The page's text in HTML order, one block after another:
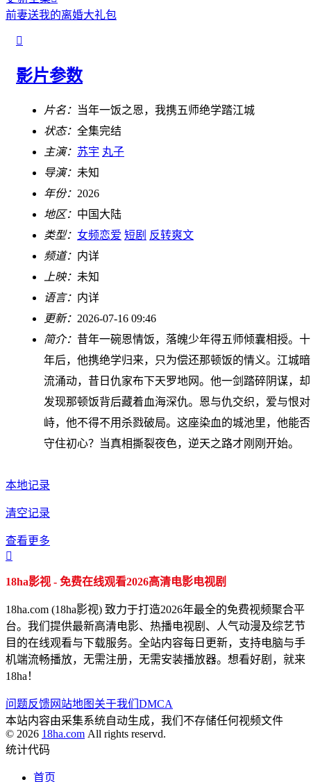
前妻送我的离婚大礼包

影片参数
片名： 当年一饭之恩，我携五师绝学踏江城
状态： 全集完结
主演： 苏宇 丸子
导演： 未知
年份： 2026
地区： 中国大陆
类型： 女频恋爱 短剧 反转爽文
频道： 内详
上映： 未知
语言： 内详
更新： 2026-07-16 09:46
简介： 昔年一碗恩情饭，落魄少年得五师倾囊相授。十
年后，他携绝学归来，只为偿还那顿饭的情义。江城暗
流涌动，昔日仇家布下天罗地网。他一剑踏碎阴谋，却
发现那顿饭背后藏着血海深仇。恩与仇交织，爱与恨对
峙，他不得不用杀戮破局。这座染血的城池里，他能否
守住初心？当真相撕裂夜色，逆天之路才刚刚开始。
本地记录
清空记录
查看更多

18ha影视 - 免费在线观看2026高清电影电视剧
18ha.com (18ha影视) 致力于打造2026年最全的免费视频聚合平
台。我们提供最新高清电影、热播电视剧、人气动漫及综艺节
目的在线观看与下载服务。全站内容每日更新，支持电脑与手
机端流畅播放，无需注册，无需安装播放器。想看好剧，就来
18ha！
问题反馈网站地图 关于我们 DMCA
本站内容由采集系统自动生成，我们不存储任何视频文件
© 2026 18ha.com All rights reservd.
统计代码
首页